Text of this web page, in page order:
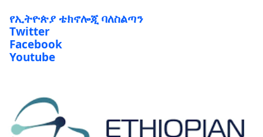
የኢትዮጵያ ቴክኖሎጂ ባለስልጣን
Twitter
Facebook
Youtube